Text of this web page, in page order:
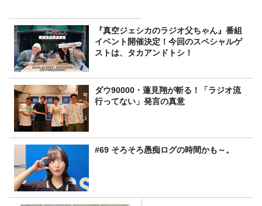
『真空ジェシカのラジオ父ちゃん』番組
イベント開催決定！今回のスペシャルゲ
ストは、タカアンドトシ！
ダウ90000・蓮見翔が斬る！「ラジオ流
行ってない」発言の真意
#69 そろそろ愚痴ログの時間かも～。